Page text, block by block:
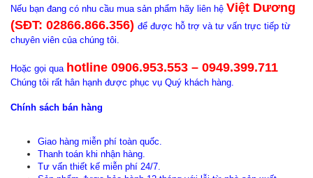
Nếu bạn đang có nhu cầu mua sản phẩm hãy liên hệ Việt Dương
(SĐT: 02866.866.356) để được hỗ trợ và tư vấn trực tiếp từ
chuyên viên của chúng tôi.
Hoặc gọi qua hotline 0906.953.553 – 0949.399.711
Chúng tôi rất hân hạnh được phục vụ Quý khách hàng.
Chính sách bán hàng
Giao hàng miễn phí toàn quốc.
Thanh toán khi nhận hàng.
Tư vấn thiết kế miễn phí 24/7.